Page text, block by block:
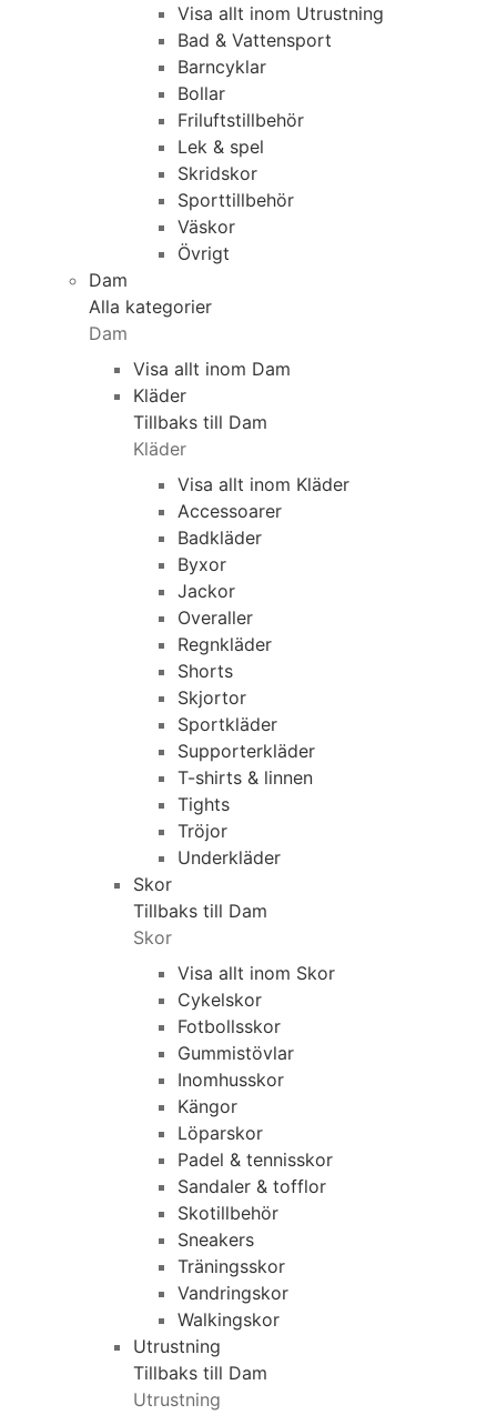
Visa allt inom Utrustning
Bad & Vattensport
Barncyklar
Bollar
Friluftstillbehör
Lek & spel
Skridskor
Sporttillbehör
Väskor
Övrigt
Dam
Alla kategorier
Dam
Visa allt inom Dam
Kläder
Tillbaks till Dam
Kläder
Visa allt inom Kläder
Accessoarer
Badkläder
Byxor
Jackor
Overaller
Regnkläder
Shorts
Skjortor
Sportkläder
Supporterkläder
T-shirts & linnen
Tights
Tröjor
Underkläder
Skor
Tillbaks till Dam
Skor
Visa allt inom Skor
Cykelskor
Fotbollsskor
Gummistövlar
Inomhusskor
Kängor
Löparskor
Padel & tennisskor
Sandaler & tofflor
Skotillbehör
Sneakers
Träningsskor
Vandringskor
Walkingskor
Utrustning
Tillbaks till Dam
Utrustning